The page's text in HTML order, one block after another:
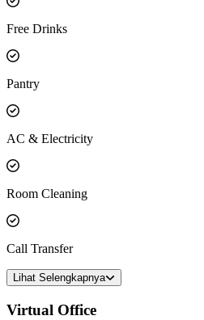
Free Drinks
Pantry
AC & Electricity
Room Cleaning
Call Transfer
Lihat Selengkapnya
Virtual Office